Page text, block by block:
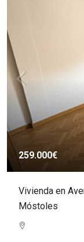
259.000€
Vivienda en
Móstoles